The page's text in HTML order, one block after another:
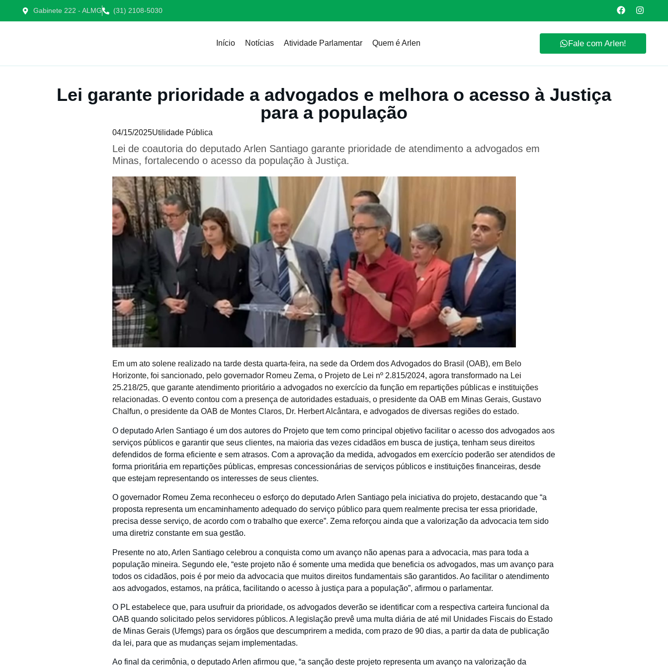
Gabinete 222 - ALMG (31) 2108-5030
Início Notícias Atividade Parlamentar Quem é Arlen Fale com Arlen!
Lei garante prioridade a advogados e melhora o acesso à Justiça
para a população
04/15/2025Utilidade Pública
Lei de coautoria do deputado Arlen Santiago garante prioridade de atendimento a advogados em
Minas, fortalecendo o acesso da população à Justiça.
Em um ato solene realizado na tarde desta quarta-feira, na sede da Ordem dos Advogados do Brasil (OAB), em Belo
Horizonte, foi sancionado, pelo governador Romeu Zema, o Projeto de Lei nº 2.815/2024, agora transformado na Lei
25.218/25, que garante atendimento prioritário a advogados no exercício da função em repartições públicas e instituições
relacionadas. O evento contou com a presença de autoridades estaduais, o presidente da OAB em Minas Gerais, Gustavo
Chalfun, o presidente da OAB de Montes Claros, Dr. Herbert Alcântara, e advogados de diversas regiões do estado.
O deputado Arlen Santiago é um dos autores do Projeto que tem como principal objetivo facilitar o acesso dos advogados aos
serviços públicos e garantir que seus clientes, na maioria das vezes cidadãos em busca de justiça, tenham seus direitos
defendidos de forma eficiente e sem atrasos. Com a aprovação da medida, advogados em exercício poderão ser atendidos de
forma prioritária em repartições públicas, empresas concessionárias de serviços públicos e instituições financeiras, desde
que estejam representando os interesses de seus clientes.
O governador Romeu Zema reconheceu o esforço do deputado Arlen Santiago pela iniciativa do projeto, destacando que “a
proposta representa um encaminhamento adequado do serviço público para quem realmente precisa ter essa prioridade,
precisa desse serviço, de acordo com o trabalho que exerce”. Zema reforçou ainda que a valorização da advocacia tem sido
uma diretriz constante em sua gestão.
Presente no ato, Arlen Santiago celebrou a conquista como um avanço não apenas para a advocacia, mas para toda a
população mineira. Segundo ele, “este projeto não é somente uma medida que beneficia os advogados, mas um avanço para
todos os cidadãos, pois é por meio da advocacia que muitos direitos fundamentais são garantidos. Ao facilitar o atendimento
aos advogados, estamos, na prática, facilitando o acesso à justiça para a população”, afirmou o parlamentar.
O PL estabelece que, para usufruir da prioridade, os advogados deverão se identificar com a respectiva carteira funcional da
OAB quando solicitado pelos servidores públicos. A legislação prevê uma multa diária de até mil Unidades Fiscais do Estado
de Minas Gerais (Ufemgs) para os órgãos que descumprirem a medida, com prazo de 90 dias, a partir da data de publicação
da lei, para que as mudanças sejam implementadas.
Ao final da cerimônia, o deputado Arlen afirmou que, “a sanção deste projeto representa um avanço na valorização da